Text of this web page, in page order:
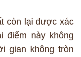
còn lại được xác
điểm này không
gian không tròn